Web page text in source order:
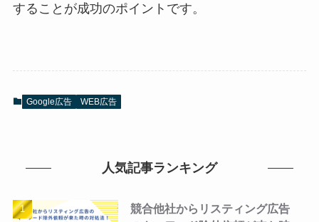
することが成功のポイントです。
Google広告 WEB広告
人気記事ランキング
競合他社からリスティング広告